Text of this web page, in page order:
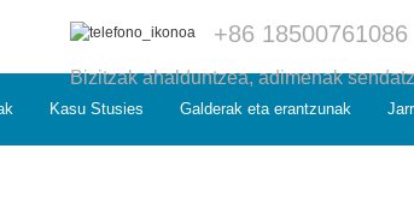
+86 18500761086
Bizitzak ahalduntzea, adimenak
Kasu Stusies Galderak eta erantzunak